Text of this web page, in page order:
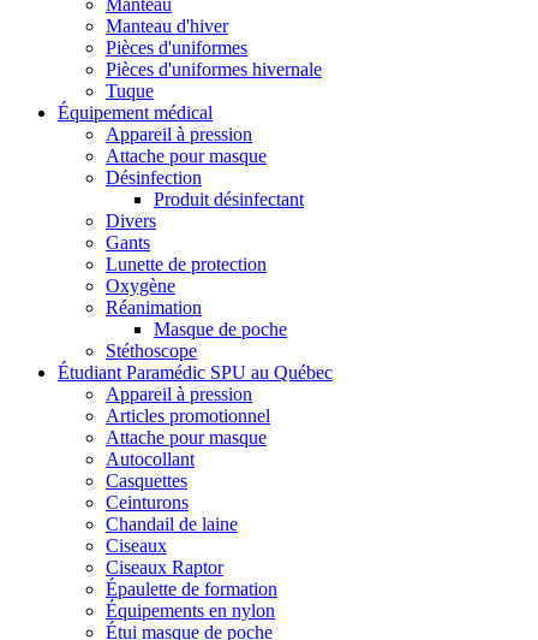
Manteau d'hiver
Pièces d'uniformes
Pièces d'uniformes hivernale
Tuque
Équipement médical
Appareil à pression
Attache pour masque
Désinfection
Produit désinfectant
Divers
Gants
Lunette de protection
Oxygène
Réanimation
Masque de poche
Stéthoscope
Étudiant Paramédic SPU au Québec
Appareil à pression
Articles promotionnel
Attache pour masque
Autocollant
Casquettes
Ceinturons
Chandail de laine
Ciseaux
Ciseaux Raptor
Épaulette de formation
Équipements en nylon
Étui masque de poche